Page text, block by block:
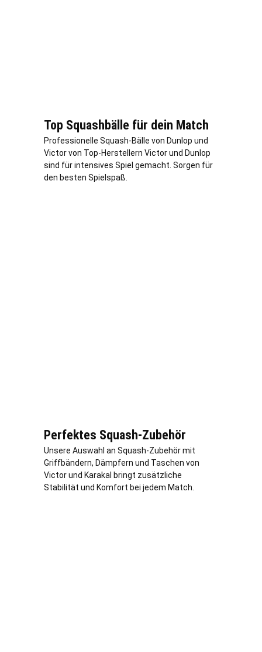
Top Squashbälle für dein Match
Professionelle Squash-Bälle von Dunlop und
Victor von Top-Herstellern Victor und Dunlop
sind für intensives Spiel gemacht. Sorgen für
den besten Spielspaß.
Perfektes Squash-Zubehör
Unsere Auswahl an Squash-Zubehör mit
Griffbändern, Dämpfern und Taschen von
Victor und Karakal bringt zusätzliche
Stabilität und Komfort bei jedem Match.